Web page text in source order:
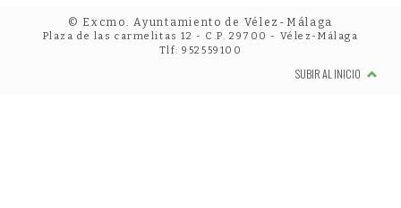
© Excmo. Ayuntamiento de Vélez-Málaga
Plaza de las carmelitas 12 - C.P. 29700 - Vélez-Málaga
Tlf: 952559100
SUBIR AL INICIO